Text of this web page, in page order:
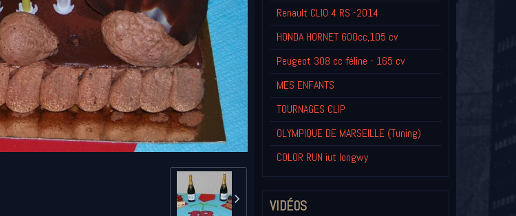
Renault CLIO 4 RS -2014
HONDA HORNET 600cc,105 cv
Peugeot 308 cc féline - 165 cv
MES ENFANTS
TOURNAGES CLIP
OLYMPIQUE DE MARSEILLE (Tuning)
COLOR RUN iut longwy
VIDÉOS